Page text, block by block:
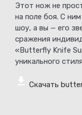
Этот нож не
на поле боя. С
шоу, а вы — его
сражения
«Butterfly Knife
уникального
Скачать